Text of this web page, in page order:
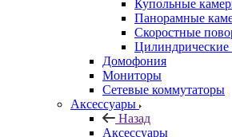
Купольные
Панорамные
Скоростные
Цилиндрические
Домофония
Мониторы
Сетевые коммутаторы
Аксессуары
Назад
Аксессуары